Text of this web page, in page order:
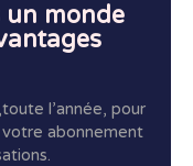
un monde
l’année, pour
abonnement